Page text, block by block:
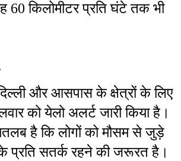
60 किलोमीटर प्रति घंटे तक भी
और आसपास के क्षेत्रों के लिए
को येलो अलर्ट जारी किया है।
है कि लोगों को मौसम से जुड़े
प्रति सतर्क रहने की जरूरत है।